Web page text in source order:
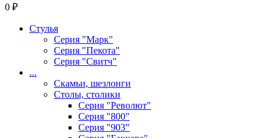
0 ₽
Стулья
Серия "Марк"
Серия "Пекота"
Серия "Свитч"
...
Скамьи, шезлонги
Столы, столики
Серия "Револют"
Серия "800"
Серия "903"